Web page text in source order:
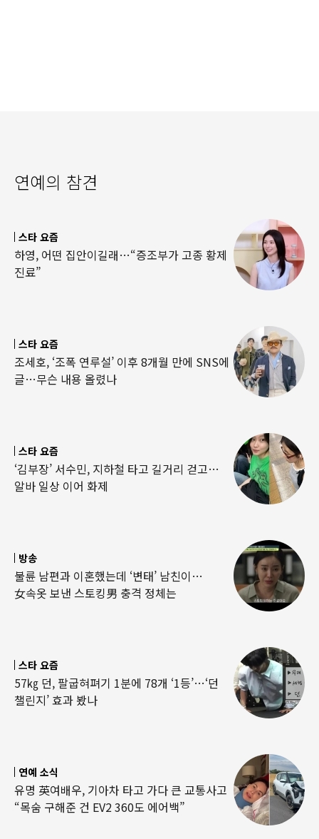
연예의 참견
스타 요즘
하영, 어떤 집안이길래…“증조부가 고종 황제
진료”
스타 요즘
조세호, ‘조폭 연루설’ 이후 8개월 만에 SNS에
글…무슨 내용 올렸나
스타 요즘
‘김부장’ 서수민, 지하철 타고 길거리 걷고…
알바 일상 이어 화제
방송
불륜 남편과 이혼했는데 ‘변태’ 남친이…
女속옷 보낸 스토킹男 충격 정체는
스타 요즘
57㎏ 던, 팔굽혀펴기 1분에 78개 ‘1등’…‘던
챌린지’ 효과 봤나
연예 소식
유명 英여배우, 기아차 타고 가다 큰 교통사고
“목숨 구해준 건 EV2 360도 에어백”